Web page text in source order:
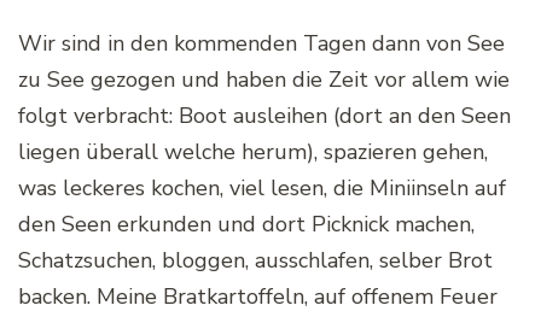
Wir sind in den kommenden Tagen dann von See
zu See gezogen und haben die Zeit vor allem wie
folgt verbracht: Boot ausleihen (dort an den Seen
liegen überall welche herum), spazieren gehen,
was leckeres kochen, viel lesen, die Miniinseln auf
den Seen erkunden und dort Picknick machen,
Schatzsuchen, bloggen, ausschlafen, selber Brot
backen. Meine Bratkartoffeln, auf offenem Feuer